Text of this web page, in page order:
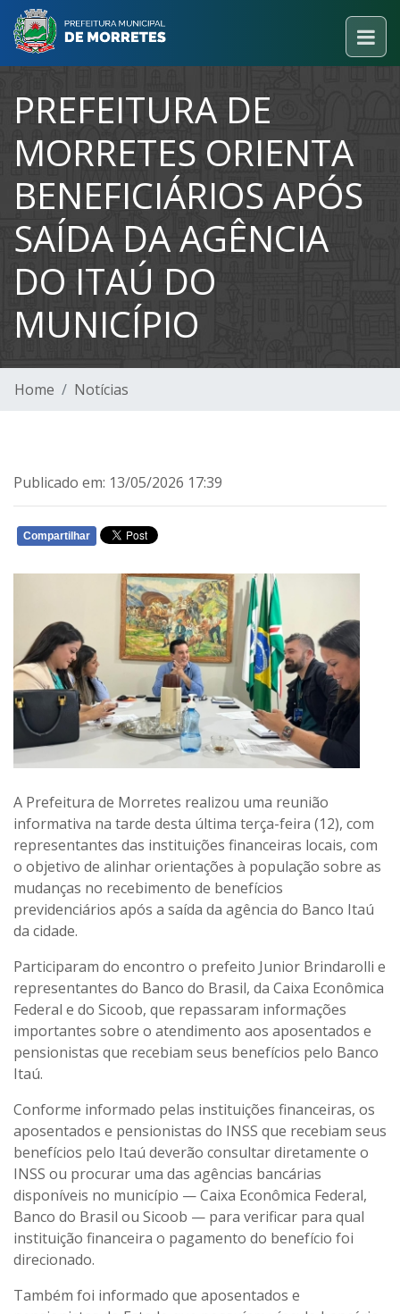
PREFEITURA DE
MORRETES ORIENTA
BENEFICIÁRIOS APÓS
SAÍDA DA AGÊNCIA
DO ITAÚ DO
MUNICÍPIO
Home Notícias
Publicado em: 13/05/2026 17:39
Compartilhar
A Prefeitura de Morretes realizou uma reunião
informativa na tarde desta última terça-feira (12), com
representantes das instituições financeiras locais, com
o objetivo de alinhar orientações à população sobre as
mudanças no recebimento de benefícios
previdenciários após a saída da agência do Banco Itaú
da cidade.
Participaram do encontro o prefeito Junior Brindarolli e
representantes do Banco do Brasil, da Caixa Econômica
Federal e do Sicoob, que repassaram informações
importantes sobre o atendimento aos aposentados e
pensionistas que recebiam seus benefícios pelo Banco
Itaú.
Conforme informado pelas instituições financeiras, os
aposentados e pensionistas do INSS que recebiam seus
benefícios pelo Itaú deverão consultar diretamente o
INSS ou procurar uma das agências bancárias
disponíveis no município — Caixa Econômica Federal,
Banco do Brasil ou Sicoob — para verificar para qual
instituição financeira o pagamento do benefício foi
direcionado.
Também foi informado que aposentados e